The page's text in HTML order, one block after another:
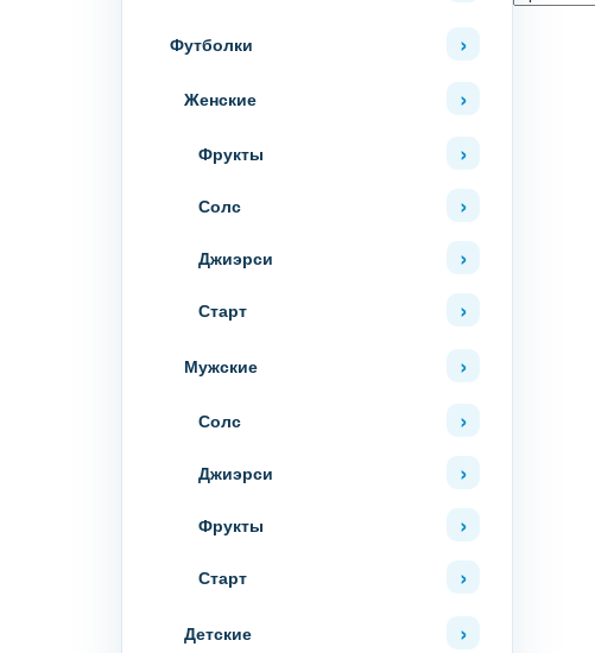
Футболки
Женские
Фрукты
Солс
Джиэрси
Старт
Мужские
Солс
Джиэрси
Фрукты
Старт
Детские